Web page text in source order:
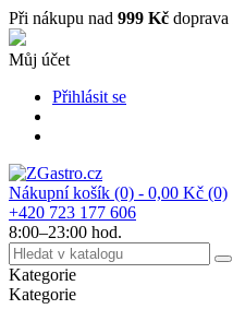
Při nákupu nad 999 Kč doprava
Můj účet
Přihlásit se
Nákupní košík (0) - 0,00 Kč (0)
+420 723 177 606
8:00–23:00 hod.
Kategorie
Kategorie